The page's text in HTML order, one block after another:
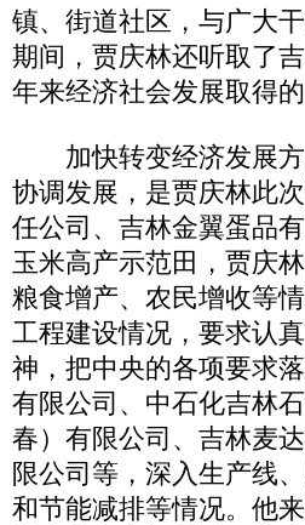
镇、街道社区，与广大
期间，贾庆林还听取了
年来经济社会发展取得
加快转变经济发展方
协调发展，是贾庆林此
任公司、吉林金翼蛋品
玉米高产示范田，贾庆
粮食增产、农民增收等
工程建设情况，要求认
神，把中央的各项要求
有限公司、中石化吉林
春）有限公司、吉林麦
限公司等，深入生产线
和节能减排等情况。他